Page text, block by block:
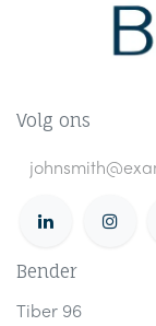
Volg ons
Bender
Tiber 96